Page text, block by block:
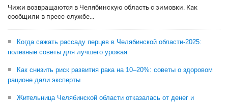
Чижи возвращаются в Челябинскую область с зимовки. Как
сообщили в пресс-службе...
Когда сажать рассаду перцев в Челябинской области-2025:
полезные советы для лучшего урожая
Как снизить риск развития рака на 10–20%: советы о здоровом
рационе дали эксперты
Жительница Челябинской области отказалась от денег и